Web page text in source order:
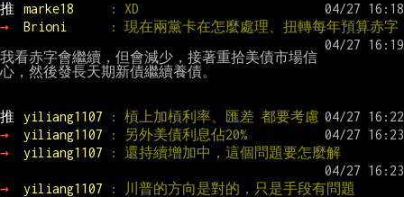
推
marke18
: XD
→
Brioni
: 現在兩黨卡在怎麼處理、扭轉每年預算赤字
我看赤字會繼續，但會減少，接著重拾美債市場信
心，然後發長天期新債繼續養債。
推 yiliang1107
: 槓上加槓利率、匯差 都要考慮
→
yiliang1107
: 另外美債利息佔20%
→
yiliang1107 : 還持續增加中，這個問題要怎麼解
→ yiliang1107 : 川普的方向是對的，只是手段有問題